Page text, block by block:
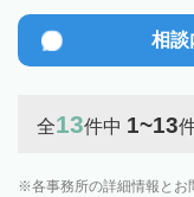
相談
全13件中 1~13
各事務所の詳細情報とお